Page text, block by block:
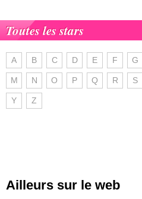
Toutes les stars
A B C D E F G
M N O P Q R S
Y Z
Ailleurs sur le web